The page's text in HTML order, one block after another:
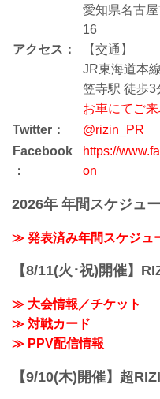
アクセス：
愛知県名古
16
【交通】
JR東海道本線
笠寺駅 徒歩3
お車にてご
Twitter：
@rizin_PR
Facebook
：
https://
on
2026年 年間スケジュ
≫ 発表済み年間スケジュ
【8/11(火･祝)開催】
≫ 大会情報／チケット
≫ 対戦カード
≫ PPV配信情報
【9/10(木)開催】超